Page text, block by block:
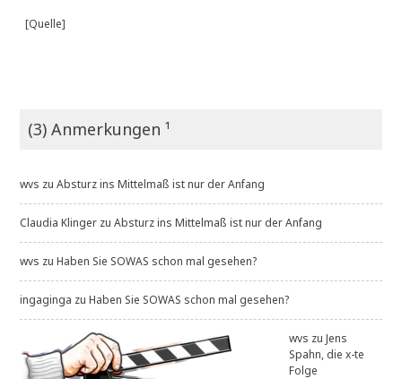
[Quelle]
(3) Anmerkungen ¹
wvs zuAbsturz ins Mittelmaß ist nur der Anfang
Claudia Klinger zuAbsturz ins Mittelmaß ist nur der Anfang
wvs zuHaben Sie SOWAS schon mal gesehen?
ingaginga zuHaben Sie SOWAS schon mal gesehen?
wvs zuJens
Spahn, die x-te
Folge